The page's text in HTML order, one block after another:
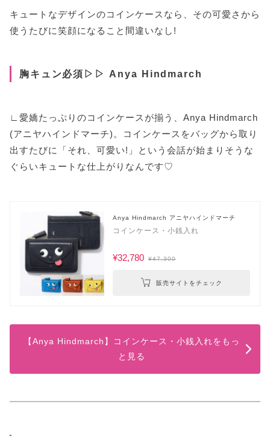
キュートなデザインのコインケースなら、その可愛さから
使うたびに笑顔になること間違いなし!
胸キュン必須▷▷ Anya Hindmarch
∟愛嬌たっぷりのコインケースが揃う、Anya Hindmarch
(アニヤハインドマーチ)。コインケースをバッグから取り
出すたびに「それ、可愛い!」という会話が始まりそうな
ぐらいキュートな仕上がりなんです♡
Anya Hindmarch アニヤハインドマーチ
コインケース・小銭入れ
¥32,780 ¥47,300
販売サイトをチェック
【Anya Hindmarch】コインケース・小銭入れをもっ
と見る